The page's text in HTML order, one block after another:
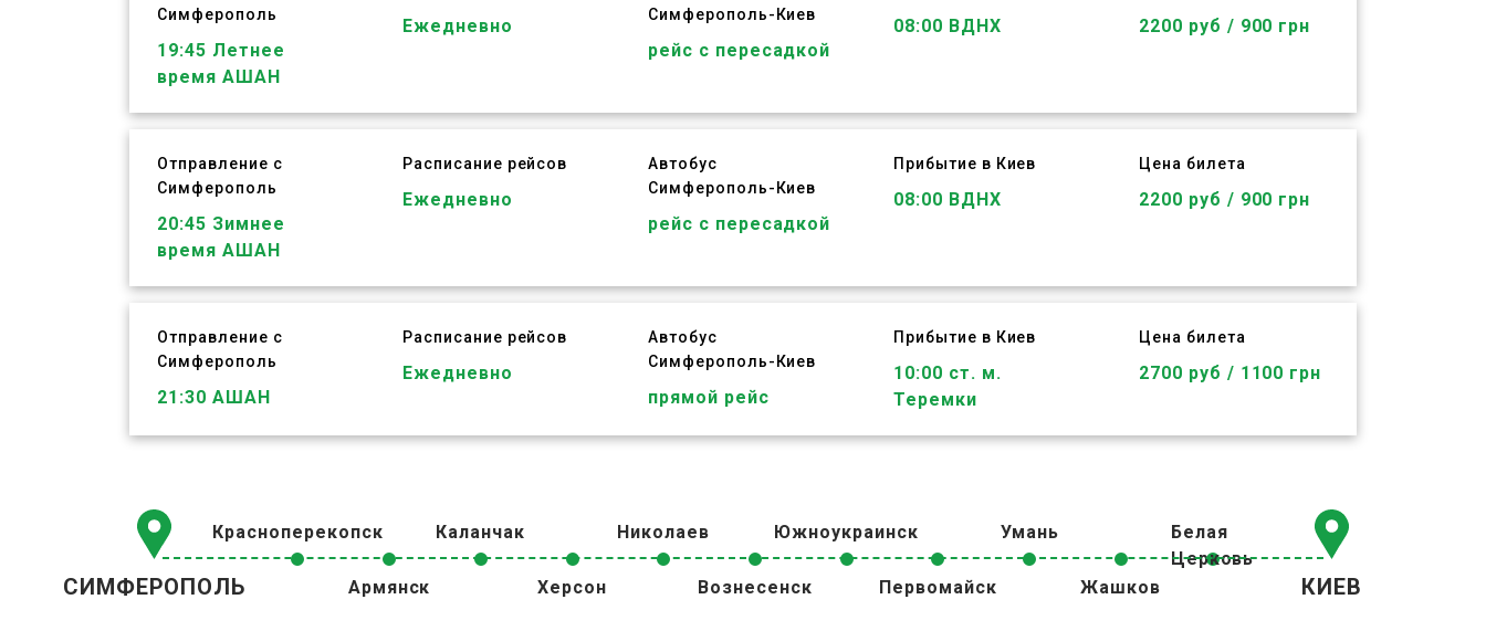
Симферополь
19:45 Летнее
время АШАН
Ежедневно
Симферополь- Киев
рейс с пересадкой
08:00 ВДНХ 2200 руб / 900 грн
Отправление с
Симферополь
20:45 Зимнее
время АШАН
Расписание рейсов
Ежедневно
Автобус
Симферополь- Киев
рейс с пересадкой
Прибытие в Киев
08:00 ВДНХ
Цена билета
2200 руб / 900 грн
Отправление с
Симферополь
21:30 АШАН
Расписание рейсов
Ежедневно
Автобус
Симферополь- Киев
прямой рейс
Прибытие в Киев
10:00 ст. м.
Теремки
Цена билета
2700 руб / 1100 грн
ЗАБРОНИРОВАТЬ
СИМФЕРОПОЛЬ
Красноперекопск
Армянск
Каланчак
Херсон
Николаев
Вознесенск
Южноукраинск
Первомайск
Умань
Жашков
Белая
Церковь
КИЕВ